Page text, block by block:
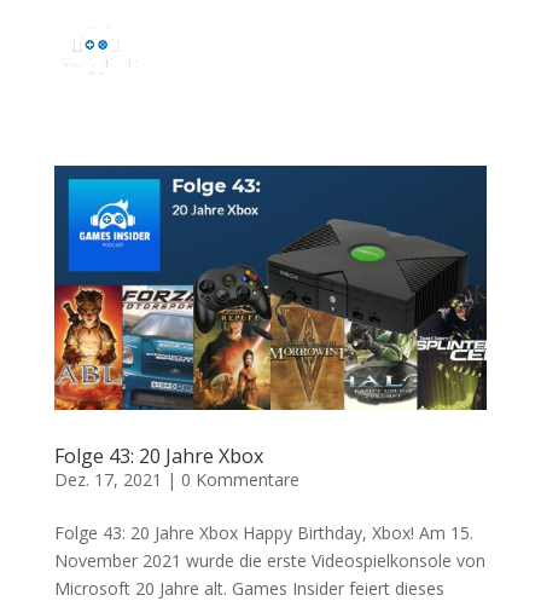
Folge 43: 20 Jahre Xbox
Dez. 17, 2021 | 0 Kommentare
Folge 43: 20 Jahre Xbox Happy Birthday, Xbox! Am 15.
November 2021 wurde die erste Videospielkonsole von
Microsoft 20 Jahre alt. Games Insider feiert dieses